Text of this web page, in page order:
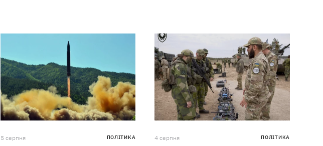
5 серпня ПОЛІТИКА 4 серпня ПОЛІТИКА